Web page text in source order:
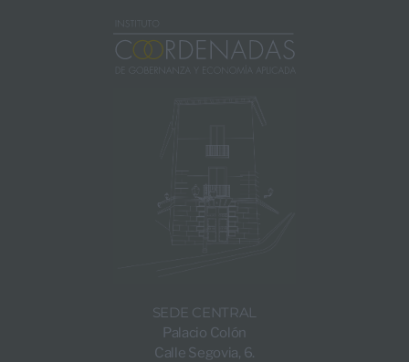
SEDE CENTRAL
Palacio Colón
Calle Segovia, 6.